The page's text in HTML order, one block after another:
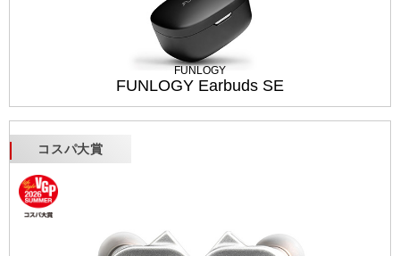
FUNLOGY
FUNLOGY Earbuds SE
コスパ大賞